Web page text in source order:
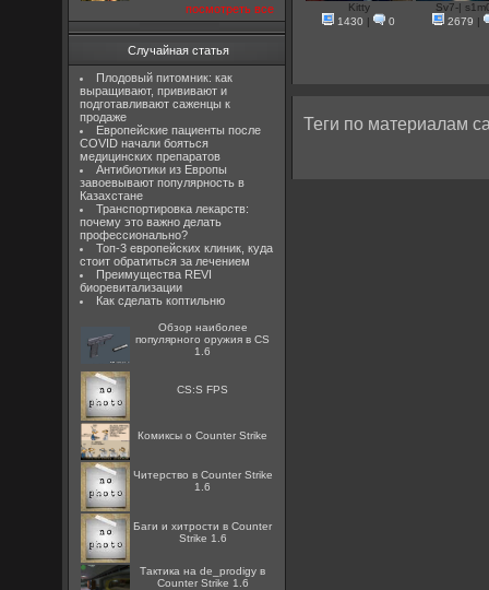
посмотреть все
Случайная статья
Плодовый питомник: как
выращивают, прививают и
подготавливают саженцы к
продаже
Европейские пациенты после
COVID начали бояться
медицинских препаратов
Антибиотики из Европы
завоевывают популярность в
Казахстане
Транспортировка лекарств:
почему это важно делать
профессионально?
Топ-3 европейских клиник, куда
стоит обратиться за лечением
Преимущества REVI
биоревитализации
Как сделать коптильню
Обзор наиболее
популярного оружия в CS
1.6
CS:S FPS
Комиксы о Counter Strike
Читерство в Counter Strike
1.6
Баги и хитрости в Counter
Strike 1.6
Тактика на de_prodigy в
Counter Strike 1.6
Kitty
1430
| 0
Sv7-|
2679
|
Теги по материалам